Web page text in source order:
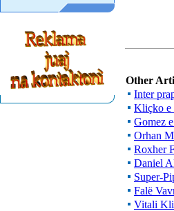
Other
Inter
Kliçko e
Gomez
Orhan
Roxher
Daniel
Super-
Falë
Vitali